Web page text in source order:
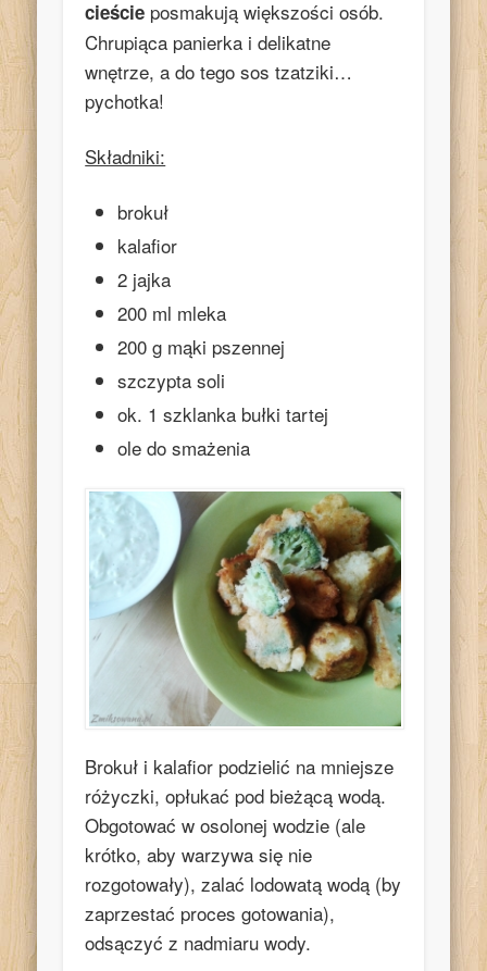
cieście posmakują większości osób.
Chrupiąca panierka i delikatne
wnętrze, a do tego sos tzatziki…
pychotka!
Składniki:
brokuł
kalafior
2 jajka
200 ml mleka
200 g mąki pszennej
szczypta soli
ok. 1 szklanka bułki tartej
ole do smażenia
Brokuł i kalafior podzielić na mniejsze
różyczki, opłukać pod bieżącą wodą.
Obgotować w osolonej wodzie (ale
krótko, aby warzywa się nie
rozgotowały), zalać lodowatą wodą (by
zaprzestać proces gotowania),
odsączyć z nadmiaru wody.